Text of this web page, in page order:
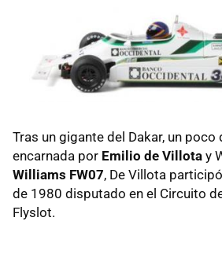
Tras un gigante del Dakar, un poco
encarnada por Emilio de Villota y
Williams FW07, De Villota
de 1980 disputado en el Circuito
Flyslot.